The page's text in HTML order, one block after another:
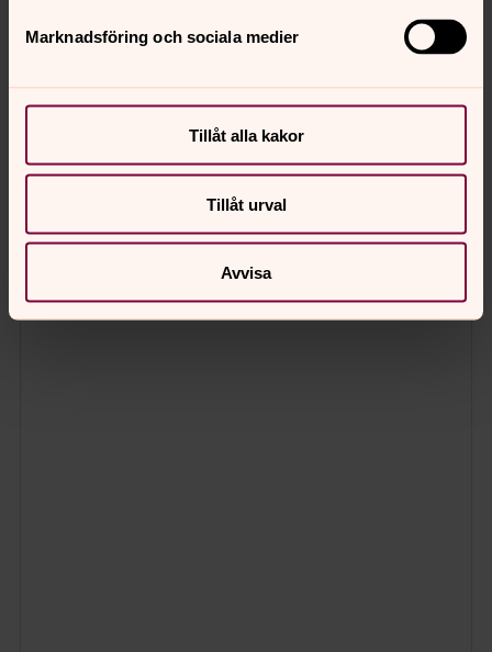
Marknadsföring och sociala medier
Tillåt alla kakor
Tillåt urval
Avvisa